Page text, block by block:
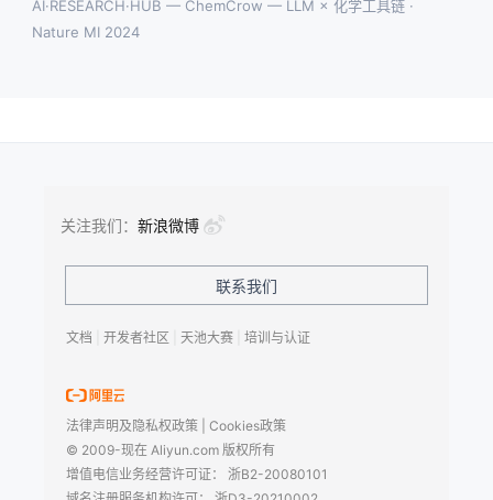
AI·RESEARCH·HUB — ChemCrow — LLM × 化学工具链 ·
Nature MI 2024
关注我们： 新浪微博
联系我们
文档 开发者社区 天池大赛 培训与认证
法律声明及隐私权政策
Cookies政策
© 2009-现在 Aliyun.com 版权所有
增值电信业务经营许可证： 浙B2-20080101